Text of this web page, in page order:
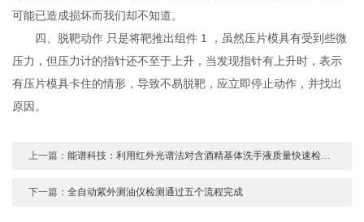
可能已造成损坏而我们却不知道。
四、脱靶动作 只是将靶推出组件 1 ，虽然压片模具有受到些微
压力，但压力计的指针还不至于上升，当发现指针有上升时，表示
有压片模具卡住的情形，导致不易脱靶，应立即停止动作，并找出
原因。
上一篇：能谱科技：利用红外光谱法对含酒精基体洗手液质量快速检测解决方案
下一篇：全自动紫外测油仪检测通过五个流程完成